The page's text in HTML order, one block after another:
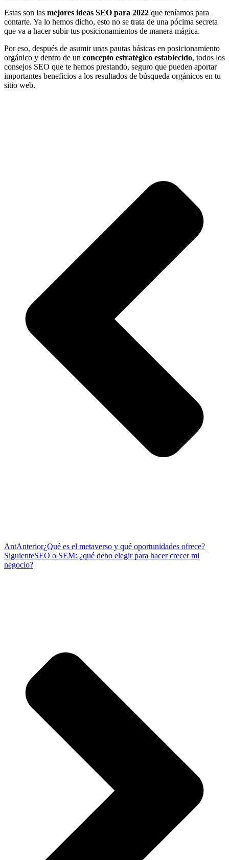
Estas son las mejores ideas SEO para 2022 que teníamos para
contarte. Ya lo hemos dicho, esto no se trata de una pócima secreta
que va a hacer subir tus posicionamientos de manera mágica.
Por eso, después de asumir unas pautas básicas en posicionamiento
orgánico y dentro de un concepto estratégico establecido, todos los
consejos SEO que te hemos prestando, seguro que pueden aportar
importantes beneficios a los resultados de búsqueda orgánicos en tu
sitio web.
AntAnterior¿Qué es el metaverso y qué oportunidades ofrece?
SiguienteSEO o SEM: ¿qué debo elegir para hacer crecer mi
negocio?